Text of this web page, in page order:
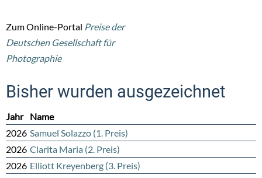
Zum Online-Portal Preise der
Deutschen Gesellschaft für
Photographie
Bisher wurden ausgezeichnet
Jahr
Name
2026 Samuel Solazzo (1. Preis)
2026 Clarita Maria (2. Preis)
2026 Elliott Kreyenberg (3. Preis)